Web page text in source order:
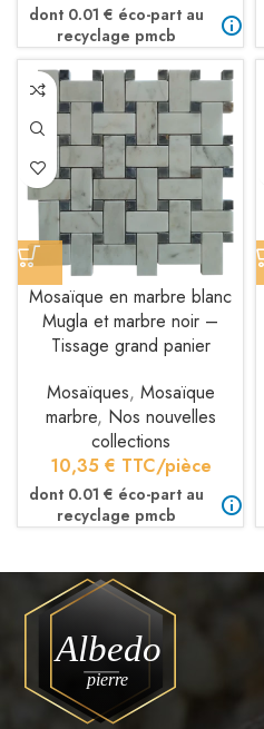
dont 0.01 € éco-part au
recyclage pmcb
Mosaïque en marbre blanc
Mugla et marbre noir –
Tissage grand panier
Mosaïques, Mosaïque
marbre, Nos nouvelles
collections
10,35 € TTC/pièce
dont 0.01 € éco-part au
recyclage pmcb